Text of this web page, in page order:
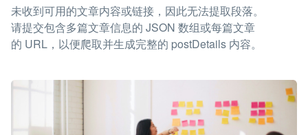
未收到可用的文章内容或链接，因此无法提取段落。
请提交包含多篇文章信息的 JSON 数组或每篇文章
的 URL，以便爬取并生成完整的 postDetails 内容。